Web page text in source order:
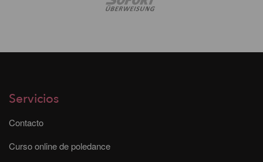
Servicios
Contacto
Curso online de poledance